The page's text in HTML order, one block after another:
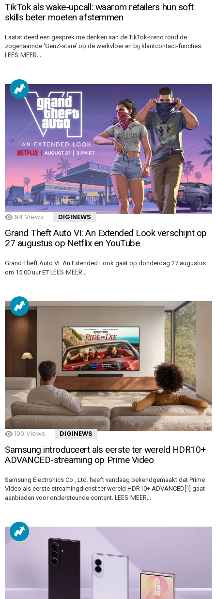
TikTok als wake-upcall: waarom retailers hun soft
skills beter moeten afstemmen
Laatst deed een gesprek me denken aan de TikTok-trend rond de
zogenaamde ‘GenZ-stare’ op de werkvloer en bij klantcontact-functies.
LEES MEER…
94 Views DIGINEWS
Grand Theft Auto VI: An Extended Look verschijnt op
27 augustus op Netflix en YouTube
Grand Theft Auto VI: An Extended Look gaat op donderdag 27 augustus
om 15:00 uur ET LEES MEER…
100 Views DIGINEWS
Samsung introduceert als eerste ter wereld HDR10+
ADVANCED-streaming op Prime Video
Samsung Electronics Co., Ltd. heeft vandaag bekendgemaakt dat Prime
Video als eerste streamingdienst ter wereld HDR10+ ADVANCED[1] gaat
aanbieden voor ondersteunde content. LEES MEER…